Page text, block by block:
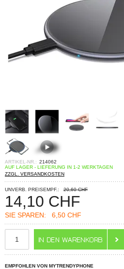
ARTIKEL-NR.: 214062
AUF LAGER - LIEFERUNG IN 1-2 WERKTAGEN
ZZGL. VERSANDKOSTEN
UNVERB. PREISEMPF.: 20,60 CHF
14,10 CHF
SIE SPAREN: 6,50 CHF
EMPFOHLEN VON MYTRENDYPHONE